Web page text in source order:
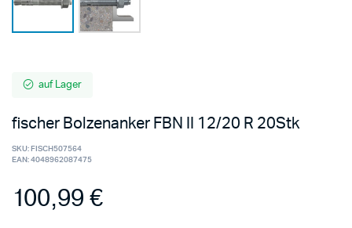
auf Lager
fischer Bolzenanker FBN II 12/20 R 20Stk
SKU: FISCH507564
EAN:4048962087475
100,99€